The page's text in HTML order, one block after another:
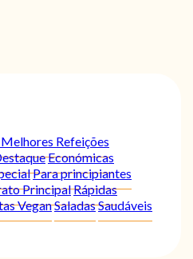
Refeições
Económicas
Para principiantes
PrincipalRápidas
VeganSaladasSaudáveis